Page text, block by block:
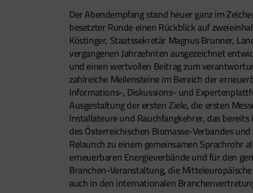
Der Abendempfang stand heuer ganz im
besetzter Runde einen Rückblick auf
Köstinger, Staatssekretär Magnus Brunner,
vergangenen Jahrzehnten ausgezeichnet
und einen wertvollen Beitrag zum
zahlreiche Meilensteine im Bereich der
Informations-, Diskussions- und
Ausgestaltung der ersten Ziele, die ersten
Installateure und Rauchfangkehrer, das
des Österreichischen Biomasse-Verbandes
Relaunch zu einem gemeinsamen
erneuerbaren Energieverbände und für den
Branchen-Veranstaltung, die
auch in den internationalen